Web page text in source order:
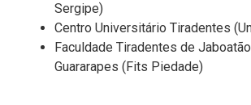
Sergipe)
Centro Universitário Tiradentes
Faculdade Tiradentes de
Guararapes (Fits Piedade)